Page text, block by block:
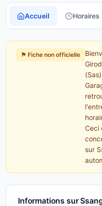
Accueil Horaires
⚑ Fiche non officielle
Ceci
sur
Informations sur